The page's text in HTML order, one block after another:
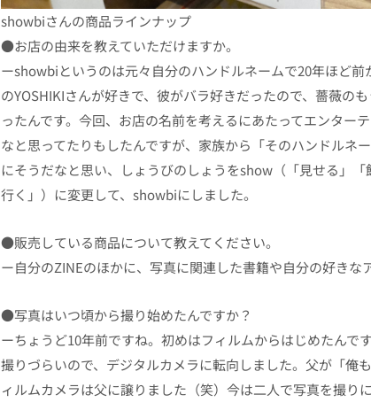
showbiさんの商品ラインナップ
●お店の由来を教えていただけますか。
ーshowbiというのは元々自分のハンドルネームで20年ほど前
のYOSHIKIさんが好きで、彼がバラ好きだったので、薔薇の
ったんです。今回、お店の名前を考えるにあたってエンター
なと思ってたりもしたんですが、家族から「そのハンドルネ
にそうだなと思い、しょうびのしょうをshow（「見せる」
行く」）に変更して、showbiにしました。
●販売している商品について教えてください。
ー自分のZINEのほかに、写真に関連した書籍や自分の好きな
●写真はいつ頃から撮り始めたんですか？
ーちょうど10年前ですね。初めはフィルムからはじめたんで
撮りづらいので、デジタルカメラに転向しました。父が「俺
ィルムカメラは父に譲りました（笑）今は二人で写真を撮り